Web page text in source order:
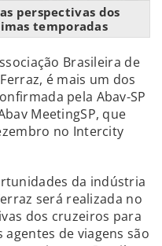
perspectivas dos
temporadas
Brasileira de
é mais um dos
pela Abav-SP
MeetingSP, que
no Intercity
da indústria
será realizada no
dos cruzeiros para
de viagens são